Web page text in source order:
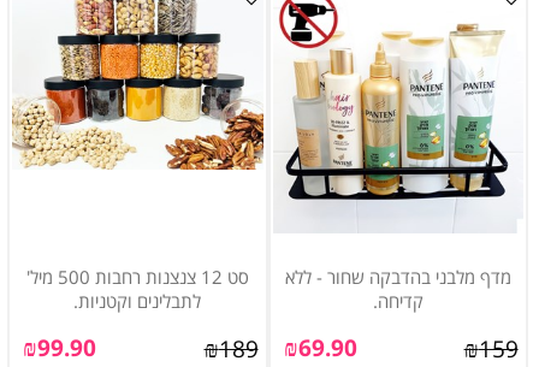
מדף מלבני בהדבקה שחור - ללא
קדיחה.
₪159
₪69.90
סט 12 צנצנות רחבות 500 מיל'
לתבלינים וקטניות.
₪189
₪99.90